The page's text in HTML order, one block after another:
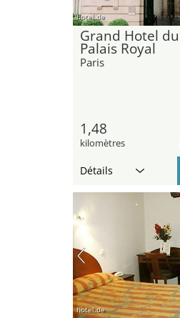
hotel.de
Grand Hotel du
Palais Royal
Paris
1,48
kilomètres
Détails
hotel.de